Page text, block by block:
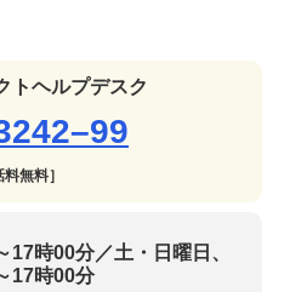
トヘルプデスク
料無料］
時00分／土・日曜日、
17時00分